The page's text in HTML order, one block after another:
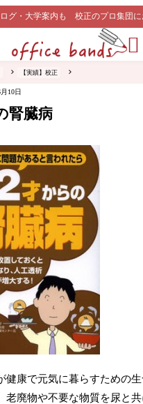
グ・大学案内も 校正のプロ集団に

【実績】校正
10日
腎臓病
健康で元気に暮らすための
老廃物や不要な物質を尿と